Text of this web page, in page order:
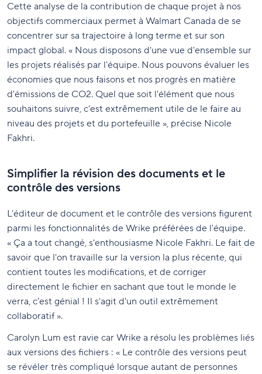
Cette analyse de la contribution de chaque projet à nos
objectifs commerciaux permet à Walmart Canada de se
concentrer sur sa trajectoire à long terme et sur son
impact global. « Nous disposons d'une vue d'ensemble sur
les projets réalisés par l'équipe. Nous pouvons évaluer les
économies que nous faisons et nos progrès en matière
d'émissions de CO2. Quel que soit l'élément que nous
souhaitons suivre, c'est extrêmement utile de le faire au
niveau des projets et du portefeuille », précise Nicole
Fakhri.
Simplifier la révision des documents et le
contrôle des versions
L'éditeur de document et le contrôle des versions figurent
parmi les fonctionnalités de Wrike préférées de l'équipe.
« Ça a tout changé, s'enthousiasme Nicole Fakhri. Le fait de
savoir que l'on travaille sur la version la plus récente, qui
contient toutes les modifications, et de corriger
directement le fichier en sachant que tout le monde le
verra, c'est génial ! Il s'agit d'un outil extrêmement
collaboratif ».
Carolyn Lum est ravie car Wrike a résolu les problèmes liés
aux versions des fichiers : « Le contrôle des versions peut
se révéler très compliqué lorsque autant de personnes